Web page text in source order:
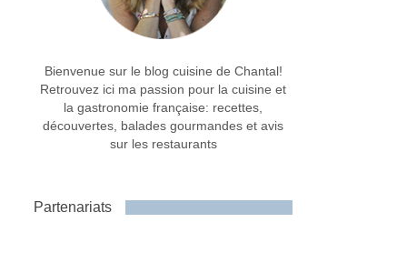
Bienvenue sur le blog cuisine de Chantal!
Retrouvez ici ma passion pour la cuisine et
la gastronomie française: recettes,
découvertes, balades gourmandes et avis
sur les restaurants
Partenariats